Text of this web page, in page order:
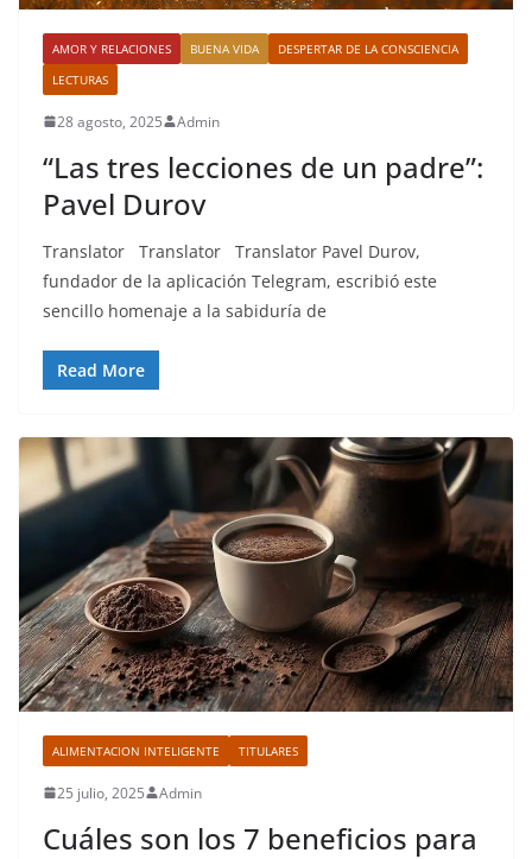
AMOR Y RELACIONES BUENA VIDA
DESPERTAR DE LA CONSCIENCIA
LECTURAS
28 agosto, 2025 Admin
“Las tres lecciones de un padre”:
Pavel Durov
Translator Translator Translator Pavel Durov,
fundador de la aplicación Telegram, escribió este
sencillo homenaje a la sabiduría de
Read More
ALIMENTACION INTELIGENTE TITULARES
25 julio, 2025 Admin
Cuáles son los 7 beneficios para